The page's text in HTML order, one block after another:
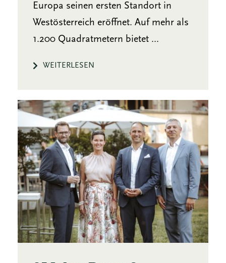
Europa seinen ersten Standort in
Westösterreich eröffnet. Auf mehr als
1.200 Quadratmetern bietet ...
WEITERLESEN